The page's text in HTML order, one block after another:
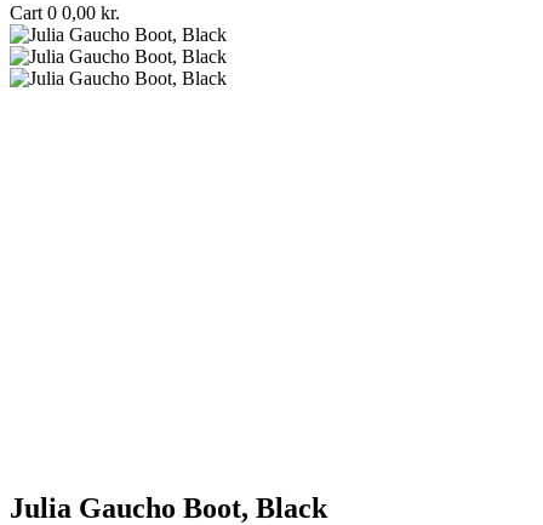
Cart 0 0,00 kr.
Julia Gaucho Boot, Black